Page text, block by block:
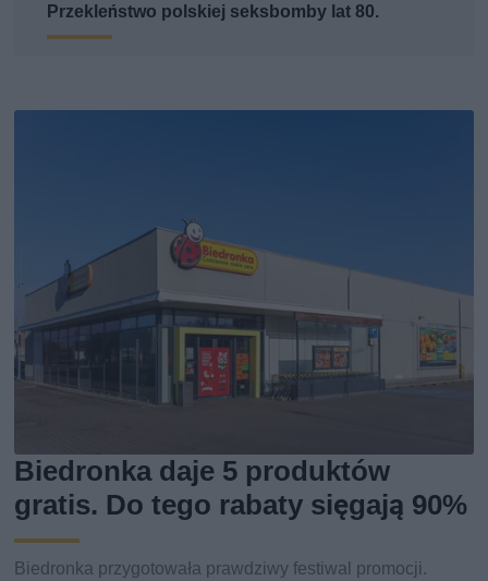
Przekleństwo polskiej seksbomby lat 80.
Biedronka daje 5 produktów
gratis. Do tego rabaty sięgają 90%
Biedronka przygotowała prawdziwy festiwal promocji.